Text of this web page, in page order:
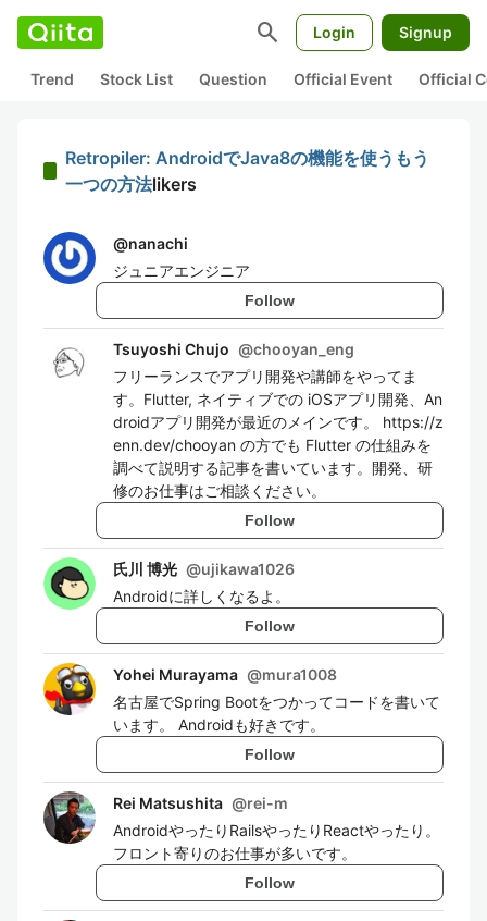
search Login Signup
Trend Stock List Question Official Event Official
Retropiler: AndroidでJava8の機能を使うもう
一つの方法likers
@nanachi
ジュニアエンジニア
Follow
Tsuyoshi Chujo @chooyan_eng
フリーランスでアプリ開発や講師をやってま
す。Flutter, ネイティブでの iOSアプリ開発、An
droidアプリ開発が最近のメインです。 https://z
enn.dev/chooyan の方でも Flutter の仕組みを
調べて説明する記事を書いています。開発、研
修のお仕事はご相談ください。
Follow
氏川 博光 @ujikawa1026
Androidに詳しくなるよ。
Follow
Yohei Murayama @mura1008
名古屋でSpring Bootをつかってコードを書いて
います。 Androidも好きです。
Follow
Rei Matsushita @rei-m
AndroidやったりRailsやったりReactやったり。
フロント寄りのお仕事が多いです。
Follow